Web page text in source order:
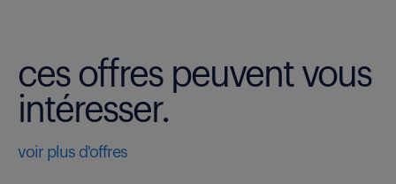
ces offres peuvent vous
intéresser.
voir plus d'offres